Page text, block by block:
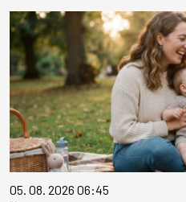
05. 08. 2026 06:45